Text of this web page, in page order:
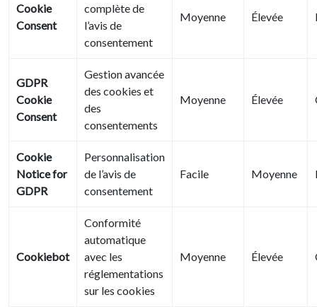
Cookie
Consent
complète de
l’avis de
consentement
Moyenne Élevée
GDPR
Cookie
Consent
Gestion avancée
des cookies et
des
consentements
Moyenne Élevée
Cookie
Notice for
GDPR
Personnalisation
de l’avis de
consentement
Facile Moyenne
Cookiebot
Conformité
automatique
avec les
réglementations
sur les cookies
Moyenne Élevée